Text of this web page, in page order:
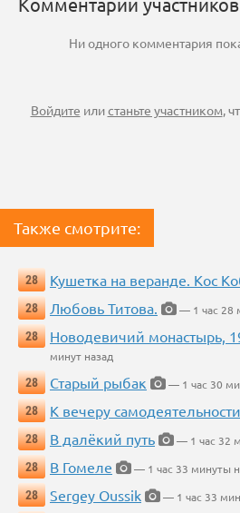
Ни одного комментария
Войдите илистаньте участником,
Также смотрите:
28 Кушетка на веранде. Кос
28
Любовь Титова.
— 1 час 28
28
Новодевичий монастырь,
минут назад
28
Старый рыбак
— 1 час 30
28
К вечеру самодеятельности
28
В далёкий путь
— 1 час 32
28
В Гомеле
— 1 час 33 минуты
28
Sergey Oussik
— 1 час 33